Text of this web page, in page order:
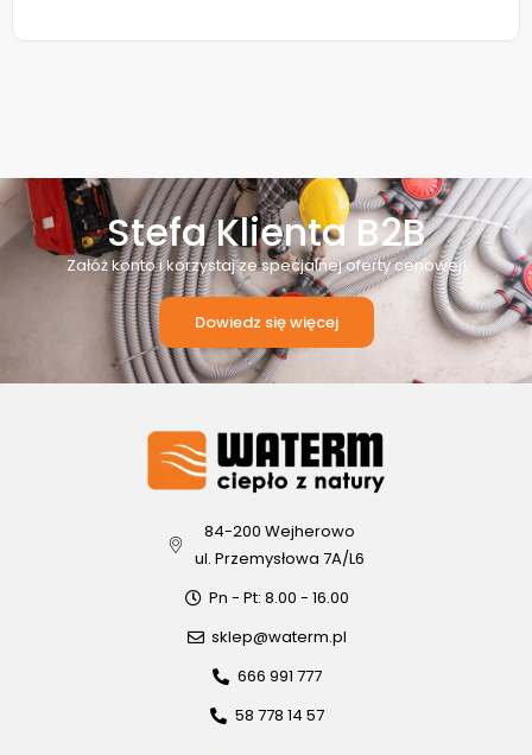
Stefa Klienta B2B
Załóż konto i korzystaj ze specjalnej oferty cenowej!
Dowiedz się więcej
84-200 Wejherowo
ul. Przemysłowa 7A/L6
Pn - Pt: 8.00 - 16.00
sklep@waterm.pl
666 991 777
58 778 14 57